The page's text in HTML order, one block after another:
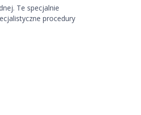
Te specjalnie
procedury